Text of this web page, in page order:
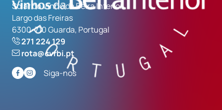
Solar do Vinho da Beira Interior
Largo das Freiras
6300-710 Guarda, Portugal
271 224 129
rota@cvrbi.pt
Siga-nos